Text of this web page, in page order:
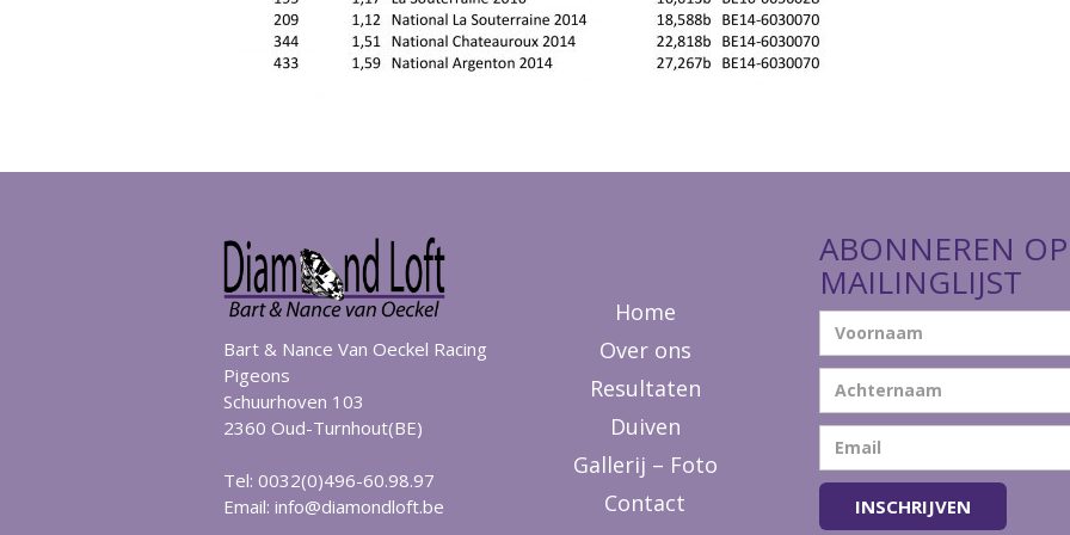
Bart & Nance Van Oeckel Racing
Pigeons
Schuurhoven 103
2360 Oud-Turnhout(BE)
Tel: 0032(0)496-60.98.97
Email: info@diamondloft.be
Home
Over ons
Resultaten
Duiven
Gallerij – Foto
Contact
ABONNEREN
MAILINGLIJST